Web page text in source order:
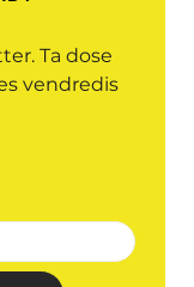
Ta dose
vendredis